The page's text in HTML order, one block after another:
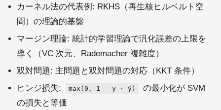
カーネル法の代表例: RKHS（再生核ヒルベルト空
間）の理論的基盤
マージン理論: 統計的学習理論で汎化誤差の上限を
導く（VC 次元、Rademacher 複雑度）
双対問題: 主問題と双対問題の対応（KKT 条件）
ヒンジ損失:
max(0, 1 - y · ŷ)
の最小化が SVM
の損失と等価